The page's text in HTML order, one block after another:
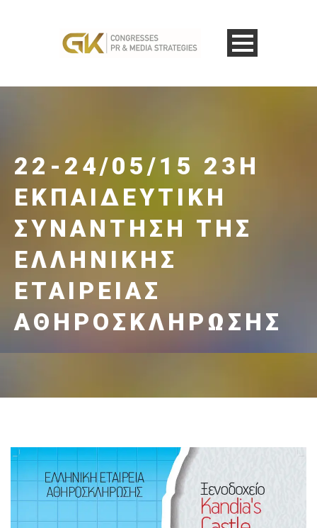
22-24/05/15 23Η
ΕΚΠΑΙΔΕΥΤΙΚΉ
ΣΥΝΆΝΤΗΣΗ ΤΗΣ
ΕΛΛΗΝΙΚΉΣ
ΕΤΑΙΡΕΊΑΣ
ΑΘΗΡΟΣΚΛΉΡΩΣΗΣ